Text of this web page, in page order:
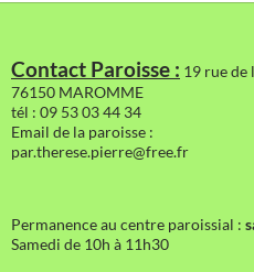
Contact Paroisse : 19 rue de
76150 MAROMME
tél : 09 53 03 44 34
Email de la paroisse :
par.therese.pierre@free.fr
Permanence au centre paroissial :
Samedi de 10h à 11h30